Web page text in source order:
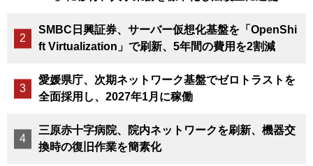
SMBC日興証券、サーバー仮想化基盤を「OpenShi
ft Virtualization」で刷新、5年間の費用を2割減
愛媛県庁、次期ネットワーク基盤でゼロトラストを
全面採用し、2027年1月に稼働
三原赤十字病院、院内ネットワークを刷新、機器交
換時の復旧作業を簡素化